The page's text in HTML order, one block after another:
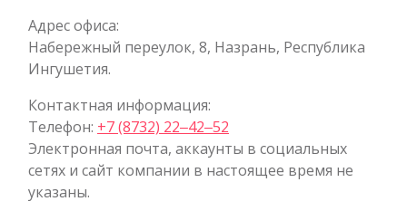
Адрес офиса:
Набережный переулок, 8, Назрань, Республика
Ингушетия.
Контактная информация:
Телефон: +7 (8732) 22‒42‒52
Электронная почта, аккаунты в социальных
сетях и сайт компании в настоящее время не
указаны.